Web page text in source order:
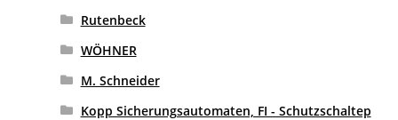
Rutenbeck
WÖHNER
M. Schneider
Kopp Sicherungsautomaten, FI - Schutzschaltep